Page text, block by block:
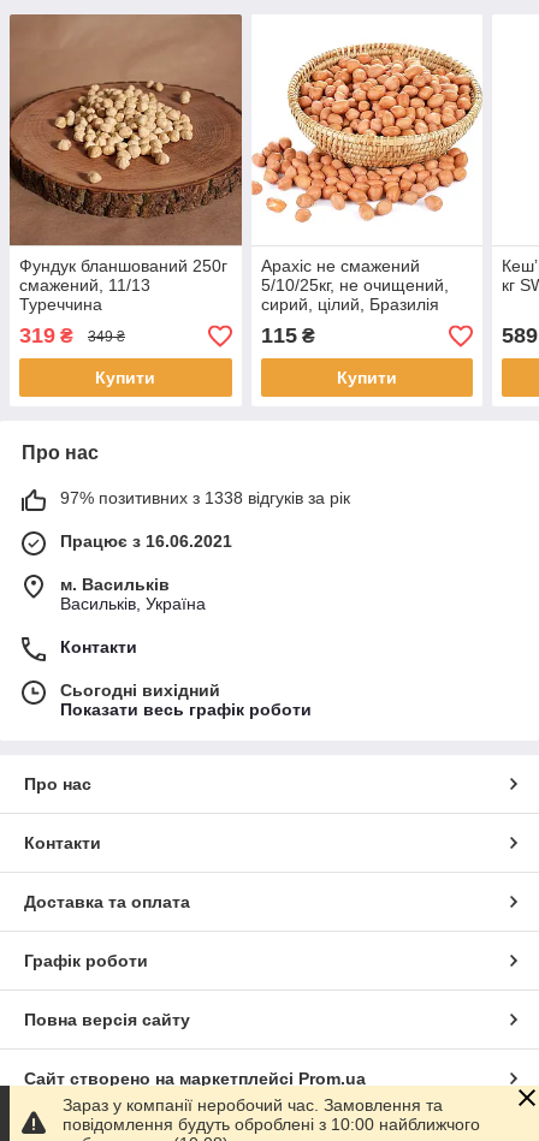
Фундук бланшований 250г
смажений, 11/13
Туреччина
319 ₴ 349 ₴
Купити
Арахіс не смажений
5/10/25кг, не очищений,
сирий, цілий, Бразилія
115₴
Купити
кг
589
Про нас
97% позитивних з 1338 відгуків за рік
Працює з 16.06.2021
м. Васильків
Васильків, Україна
Контакти
Сьогодні вихідний
Показати весь графік роботи
Про нас
Контакти
Доставка та оплата
Графік роботи
Повна версія сайту
Сайт створено на маркетплейсі Prom.ua
Зараз у компанії неробочий час. Замовлення та
повідомлення будуть оброблені з 10:00 найближчого